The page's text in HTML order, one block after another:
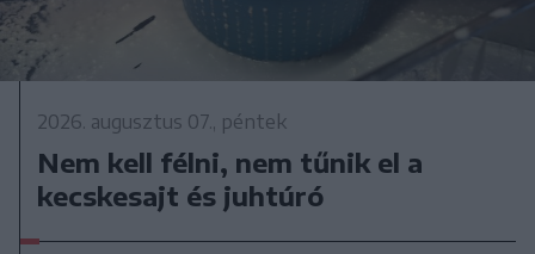
2026. augusztus 07., péntek
Nem kell félni, nem tűnik el a
kecskesajt és juhtúró